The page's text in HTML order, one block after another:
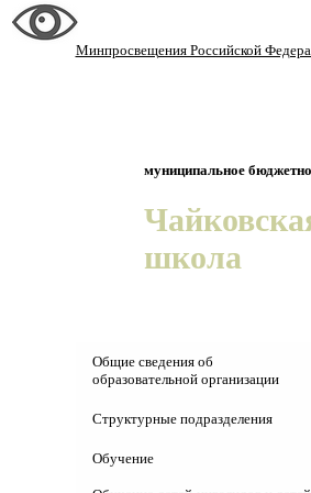
Минпросвещения Российской
муниципальное
школа
Общие сведения об
образовательной организации
Основные сведения
Структурные подразделения
Детсад "Колосок"
ШСК "Юность"
Обучение